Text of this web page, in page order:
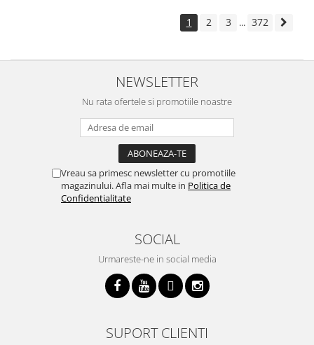
1 2 3 ... 372
NEWSLETTER
Nu rata ofertele si promotiile noastre
Vreau sa primesc newsletter cu promotiile
magazinului. Afla mai multe in Politica de
Confidentialitate
SOCIAL
Urmareste-ne in social media
SUPORT CLIENTI